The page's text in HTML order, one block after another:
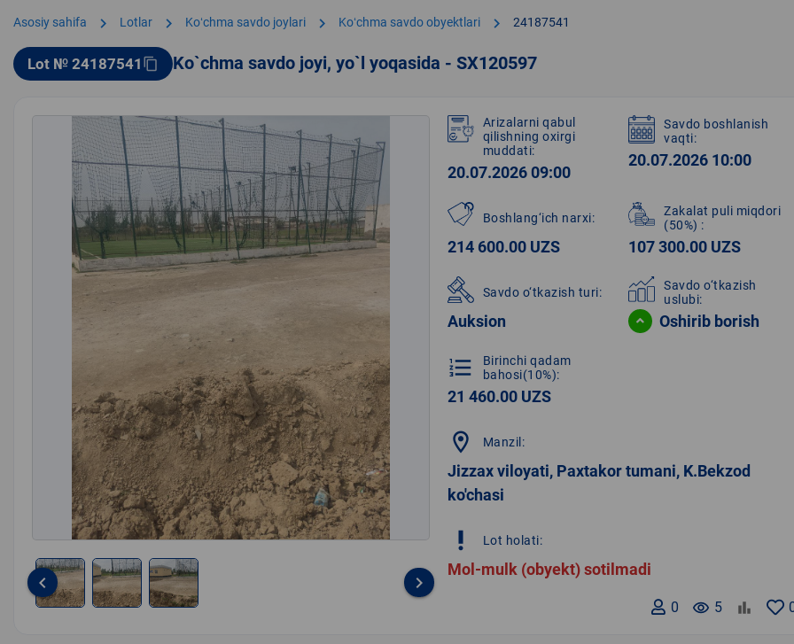
Asosiy sahifa chevron_right Lotlar chevron_right Koʻchma savdo joylari chevron_right Koʻchma savdo obyektlari chevron_right 24187541
Lot № 24187541 content_copy Ko`chma savdo joyi, yo`l yoqasida - SX120597
keyboard_arrow_left keyboard_arrow_right
Arizalarni qabul
qilishning oxirgi
muddati:
20.07.2026 09:00
Savdo boshlanish
vaqti:
20.07.2026 10:00
Boshlang‘ich narxi:
214 600.00 UZS
Zakalat puli miqdori
(50%) :
107 300.00 UZS
Savdo o‘tkazish turi:
Auksion
Savdo o‘tkazish
uslubi:
Oshirib borish
format_list_numbered
Birinchi qadam
bahosi(10%):
21 460.00 UZS
location_on Manzil:
Jizzax viloyati, Paxtakor tumani, K.Bekzod
ko'chasi
priority_high Lot holati:
Mol-mulk (obyekt) sotilmadi
remove_red_eye 5
0